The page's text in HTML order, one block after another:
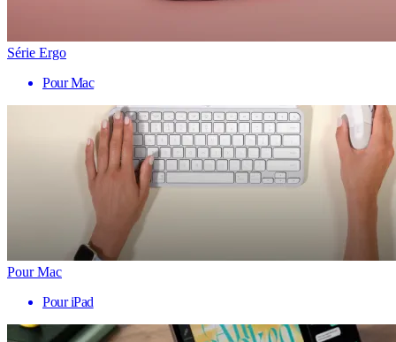
Série Ergo
Pour Mac
Pour Mac
Pour iPad